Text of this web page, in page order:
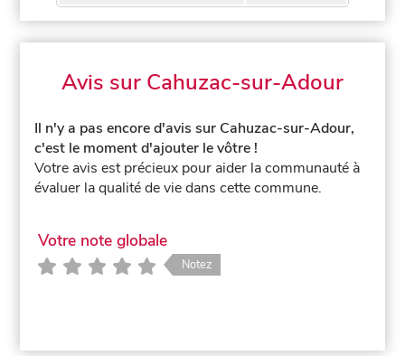
Avis sur Cahuzac-sur-Adour
Il n'y a pas encore d'avis sur Cahuzac-sur-Adour,
c'est le moment d'ajouter le vôtre !
Votre avis est précieux pour aider la communauté à
évaluer la qualité de vie dans cette commune.
Votre note globale
Notez